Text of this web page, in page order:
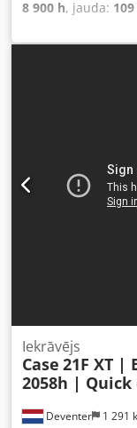
8 900 h, jauda:
kondicionēšana,
Garums: 4 692
mm Riteņu bāze:
Deventer 1 291
Iekrāvējs
Case 21F XT |
2058h | Quick